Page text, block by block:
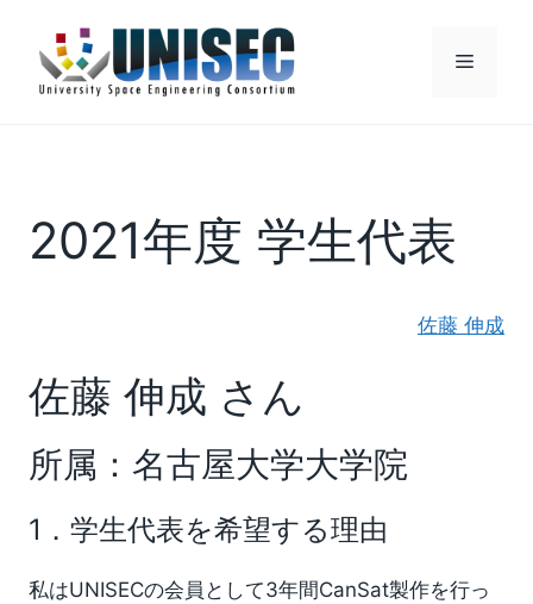
メ
2021年度 学生代表
佐藤 伸成
佐藤 伸成 さん
所属：名古屋大学大学院
1．学生代表を希望する理由
私はUNISECの会員として3年間CanSat製作を行っ